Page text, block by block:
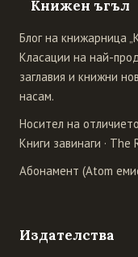
Книжен ъгъл
Блог на книжарница
Класации на най-
заглавия и книжни
насам.
Носител на
Книги завинаги · The
Абонамент (Atom
Издателства